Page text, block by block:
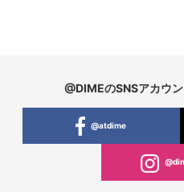
@DIMEのSNSアカウ
@atdime